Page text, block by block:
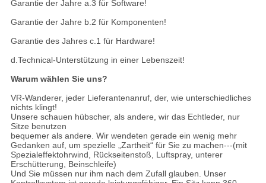
Garantie der Jahre a.3 für Software!
Garantie der Jahre b.2 für Komponenten!
Garantie des Jahres c.1 für Hardware!
d.Technical-Unterstützung in einer Lebenszeit!
Warum wählen Sie uns?
VR-Wanderer, jeder Lieferantenanruf, der, wie unterschiedliches
nichts klingt!
Unsere schauen hübscher, als andere, wir das Echtleder, nur
Sitze benutzen
bequemer als andere. Wir wendeten gerade ein wenig mehr
Gedanken auf, um spezielle „Zartheit“ für Sie zu machen---(mit
Spezialeffektohrwind, Rückseitenstoß, Luftspray, unterer
Erschütterung, Beinschleife)
Und Sie müssen nur ihm nach dem Zufall glauben. Unser